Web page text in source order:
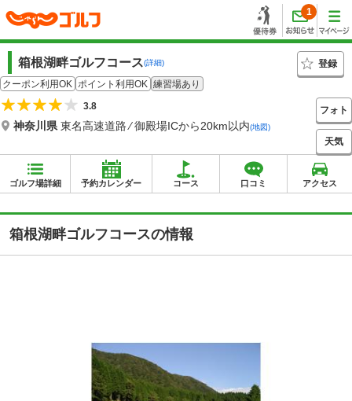
1
箱根湖畔ゴルフコース(詳細)
登録
クーポン利用OK ポイント利用OK 練習場あり
3.8
神奈川県 東名高速道路 ⁄ 御殿場ICから20km以内(地図)
フォト
天気
ゴルフ場詳細 予約カレンダー コース 口コミ アクセス
箱根湖畔ゴルフコースの情報